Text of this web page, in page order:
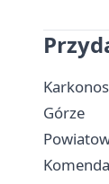
Górze